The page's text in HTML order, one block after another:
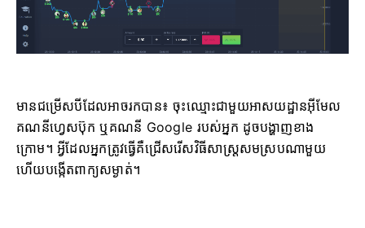
មានជម្រើសបីដែលអាចរកបាន៖ ចុះឈ្មោះជាមួយអាសយដ្ឋានអ៊ីមែល
គណនីហ្វេសប៊ុក ឬគណនី Google របស់អ្នក ដូចបង្ហាញខាង
ក្រោម។ អ្វីដែលអ្នកត្រូវធ្វើគឺជ្រើសរើសវិធីសាស្ត្រសមស្របណាមួយ
ហើយបង្កើតពាក្យសម្ងាត់។